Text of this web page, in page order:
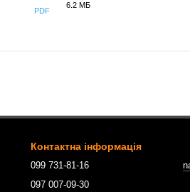
PDF
6.2 МБ
Контактна інформація
099 731-81-16
097 007-09-30